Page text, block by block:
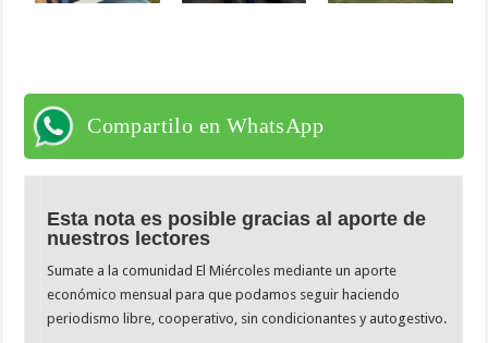
Compartilo en WhatsApp
Esta nota es posible gracias al aporte de
nuestros lectores
Sumate a la comunidad El Miércoles mediante un aporte
económico mensual para que podamos seguir haciendo
periodismo libre, cooperativo, sin condicionantes y autogestivo.